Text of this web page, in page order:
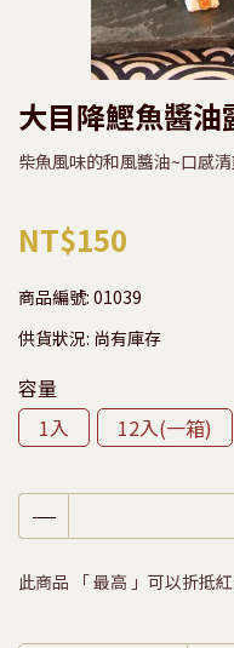
大目降鰹魚醬
柴魚風味的和風醬油~口感
NT$150
商品編號: 01039
供貨狀況: 尚有庫存
容量
1入
12入(一箱)
此商品 「 最高 」可以折抵